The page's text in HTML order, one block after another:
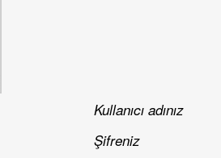
Kullanıcı adınız
Şifreniz